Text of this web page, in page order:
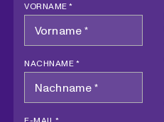
VORNAME *
NACHNAME *
E-MAIL *